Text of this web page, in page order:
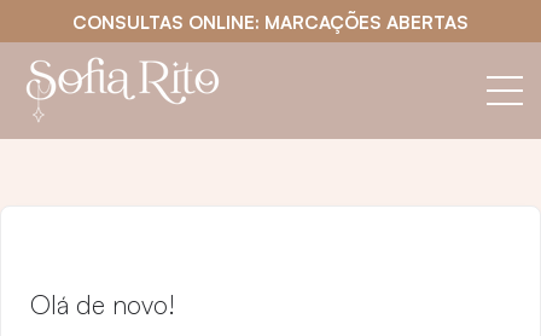
CONSULTAS ONLINE: MARCAÇÕES ABERTAS
Olá de novo!